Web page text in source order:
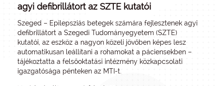
agyi defibrillátort az SZTE kutatói
Szeged – Epilepsziás betegek számára fejlesztenek agyi
defibrillátort a Szegedi Tudományegyetem (SZTE)
kutatói, az eszköz a nagyon közeli jövőben képes lesz
automatikusan leállítani a rohamokat a páciensekben –
tájékoztatta a felsőoktatási intézmény közkapcsolati
igazgatósága pénteken az MTI-t.